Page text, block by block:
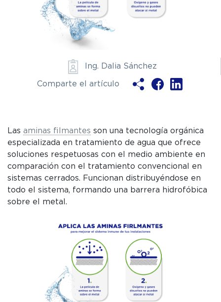
Ing. Dalia Sánchez
Comparte el artículo
Las aminas filmantes son una tecnología orgánica
especializada en tratamiento de agua que ofrece
soluciones respetuosas con el medio ambiente en
comparación con el tratamiento convencional en
sistemas cerrados. Funcionan distribuyéndose en
todo el sistema, formando una barrera hidrofóbica
sobre el metal.